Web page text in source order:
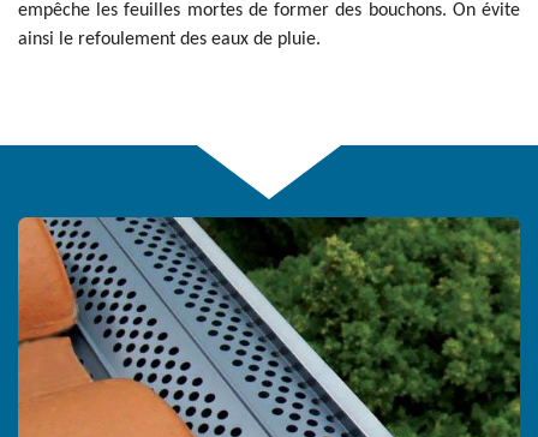
empêche les feuilles mortes de former des bouchons. On évite
ainsi le refoulement des eaux de pluie.